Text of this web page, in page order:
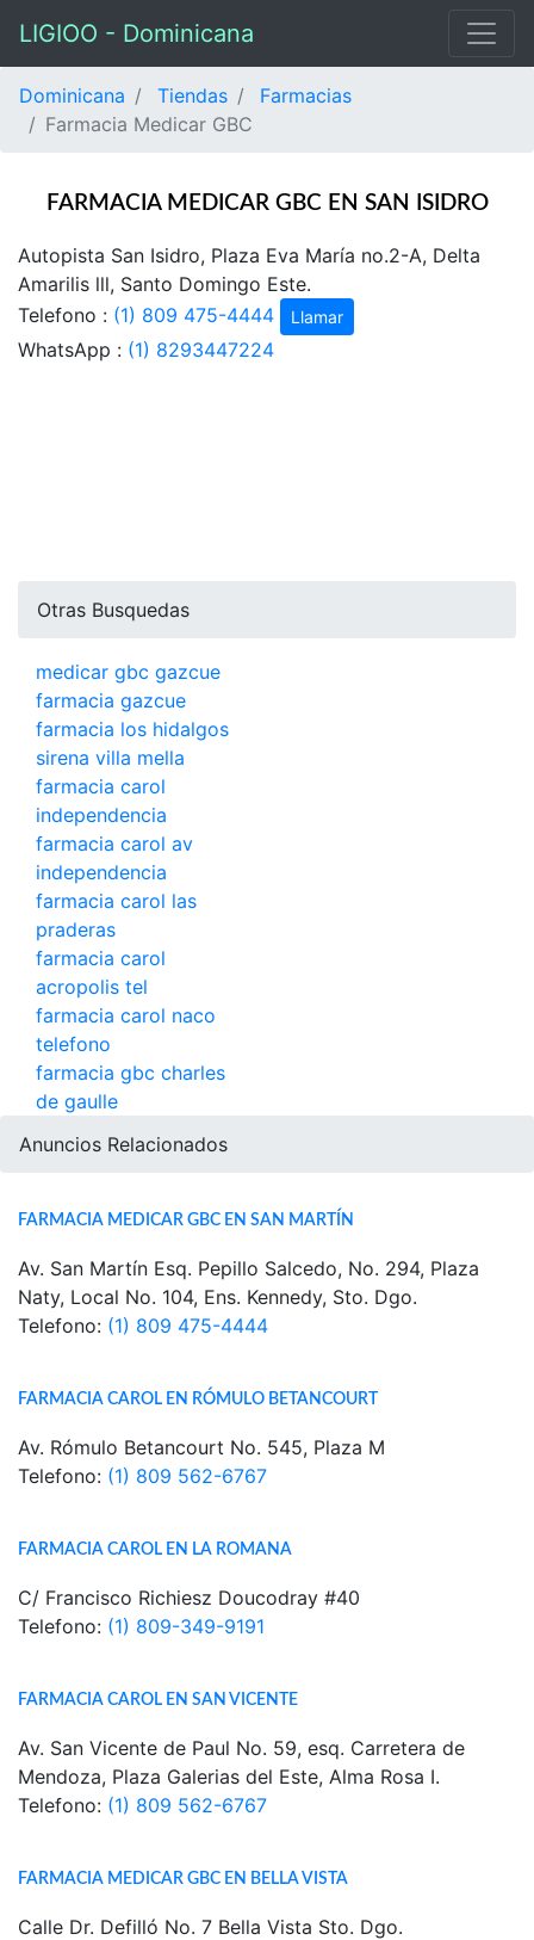
LIGIOO - Dominicana
Dominicana Tiendas
Farmacias
Farmacia Medicar GBC
FARMACIA MEDICAR GBC EN SAN ISIDRO
Autopista San Isidro, Plaza Eva María no.2-A, Delta
Amarilis lll, Santo Domingo Este.
Telefono : (1) 809 475-4444 Llamar
WhatsApp : (1) 8293447224
Otras Busquedas
medicar gbc gazcue
farmacia gazcue
farmacia los hidalgos
sirena villa mella
farmacia carol
independencia
farmacia carol av
independencia
farmacia carol las
praderas
farmacia carol
acropolis tel
farmacia carol naco
telefono
farmacia gbc charles
de gaulle
Anuncios Relacionados
FARMACIA MEDICAR GBC EN SAN MARTÍN
Av. San Martín Esq. Pepillo Salcedo, No. 294, Plaza
Naty, Local No. 104, Ens. Kennedy, Sto. Dgo.
Telefono: (1) 809 475-4444
FARMACIA CAROL EN RÓMULO BETANCOURT
Av. Rómulo Betancourt No. 545, Plaza M
Telefono: (1) 809 562-6767
FARMACIA CAROL EN LA ROMANA
C/ Francisco Richiesz Doucodray #40
Telefono: (1) 809-349-9191
FARMACIA CAROL EN SAN VICENTE
Av. San Vicente de Paul No. 59, esq. Carretera de
Mendoza, Plaza Galerias del Este, Alma Rosa I.
Telefono: (1) 809 562-6767
FARMACIA MEDICAR GBC EN BELLA VISTA
Calle Dr. Defilló No. 7 Bella Vista Sto. Dgo.